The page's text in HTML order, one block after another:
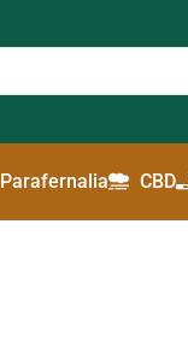
Parafernalia CBD